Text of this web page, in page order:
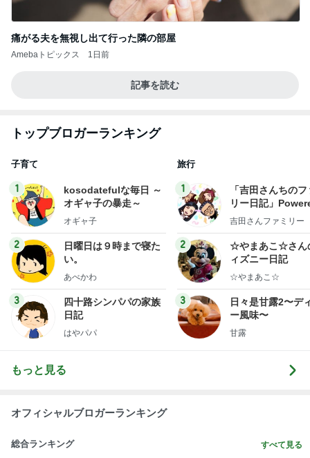
痛がる夫を無視し出て行った隣の部屋
Amebaトピックス 1日前
記事を読む
トップブロガーランキング
子育て
1
kosodatefulな毎日 ～
オギャ子の暴走～
オギャ子
2
日曜日は９時まで寝た
い。
あべかわ
3
四十路シンパパの家族
日記
はやパパ
旅行
1
「吉田さんちの
リー日記」
y Ameba 吉田さ
ログ
吉田さんファミリー
2
☆やまあこ☆さん
ィズニー日記
☆やまあこ☆
3
日々是甘露2〜デ
ー風味〜
甘露
もっと見る
オフィシャルブロガーランキング
総合ランキング すべて見る